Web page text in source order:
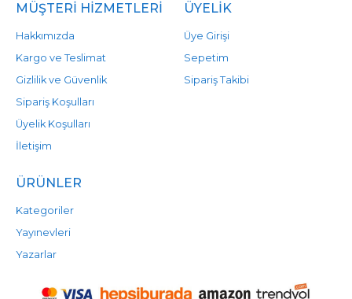
MÜŞTERI HIZMETLERI
Hakkımızda
Kargo ve Teslimat
Gizlilik ve Güvenlik
Sipariş Koşulları
Üyelik Koşulları
İletişim
ÜYELIK
Üye Girişi
Sepetim
Sipariş Takibi
ÜRÜNLER
Kategoriler
Yayınevleri
Yazarlar